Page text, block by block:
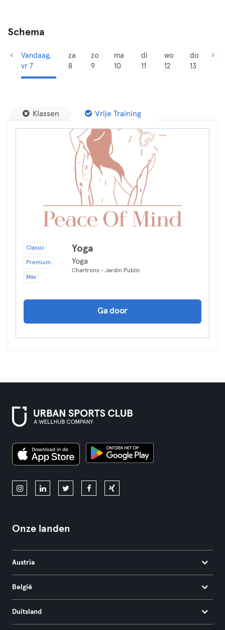
Schema
Vandaag,
vr 7
za
8
zo
9
ma
10
di
11
wo
12
do
13
Klassen Vrije Training
Classic
Premium
Max
Yoga
Yoga
Chartrons - Jardin Public
Ga door
Onze landen
Austria
België
Duitsland